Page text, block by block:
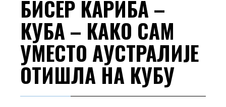
БИСЕР КАРИБА –
КУБА – КАКО САМ
УМЕСТО АУСТРАЛИЈЕ
ОТИШЛА НА КУБУ